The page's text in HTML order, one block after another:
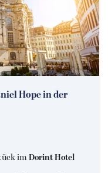
Hope in der
imDorint Hotel